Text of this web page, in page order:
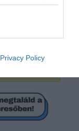
Privacy Policy